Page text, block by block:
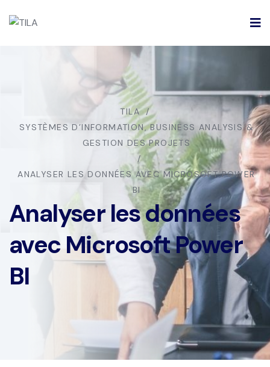
TILA
SYSTÈMES D’INFORMATION, BUSINESS ANALYSIS &
GESTION DES PROJETS
ANALYSER LES DONNÉES AVEC MICROSOFT POWER
BI
Analyser les données
avec Microsoft Power
BI